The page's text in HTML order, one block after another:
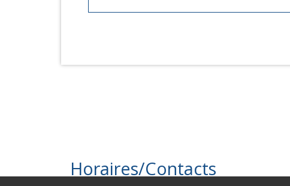
Horaires/Contacts